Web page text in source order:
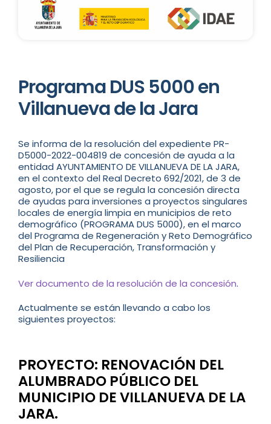
Programa DUS 5000 en
Villanueva de la Jara
Se informa de la resolución del expediente PR-
D5000-2022-004819 de concesión de ayuda a la
entidad AYUNTAMIENTO DE VILLANUEVA DE LA JARA,
en el contexto del Real Decreto 692/2021, de 3 de
agosto, por el que se regula la concesión directa
de ayudas para inversiones a proyectos singulares
locales de energía limpia en municipios de reto
demográfico (PROGRAMA DUS 5000), en el marco
del Programa de Regeneración y Reto Demográfico
del Plan de Recuperación, Transformación y
Resiliencia
Ver documento de la resolución de la concesión.
Actualmente se están llevando a cabo los
siguientes proyectos:
PROYECTO: RENOVACIÓN DEL
ALUMBRADO PÚBLICO DEL
MUNICIPIO DE VILLANUEVA DE LA
JARA.